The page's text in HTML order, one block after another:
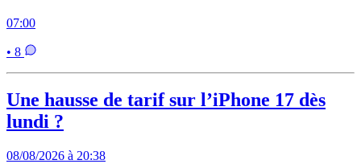
07:00
• 8
Une hausse de tarif sur l’iPhone 17 dès
lundi ?
08/08/2026 à 20:38